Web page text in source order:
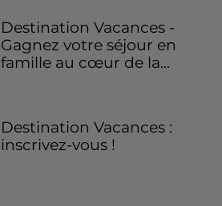
Destination Vacances -
Gagnez votre séjour en
famille au cœur de la...
Destination Vacances :
inscrivez-vous !